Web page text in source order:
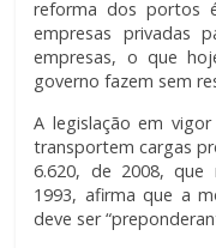
reforma dos portos
empresas privadas
empresas, o que
governo fazem sem
A legislação em
transportem cargas
6.620, de 2008,
1993, afirma que a
deve ser